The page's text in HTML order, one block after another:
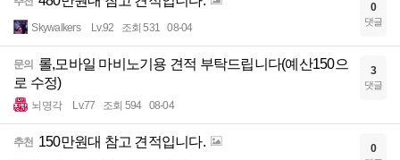
Skywalkers Lv.92 조회 531 08-04
0
댓글
문의 롤,모바일 마비노기용 견적 부탁드립니다(예산150으
로 수정)
뇌명각 Lv.77 조회 594 08-04
3
댓글
추천 150만원대 참고 견적입니다. 0